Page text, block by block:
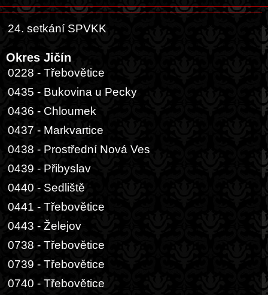
24. setkání SPVKK
Okres Jičín
0228 - Třebovětice
0435 - Bukovina u Pecky
0436 - Chloumek
0437 - Markvartice
0438 - Prostřední Nová Ves
0439 - Přibyslav
0440 - Sedliště
0441 - Třebovětice
0443 - Želejov
0738 - Třebovětice
0739 - Třebovětice
0740 - Třebovětice